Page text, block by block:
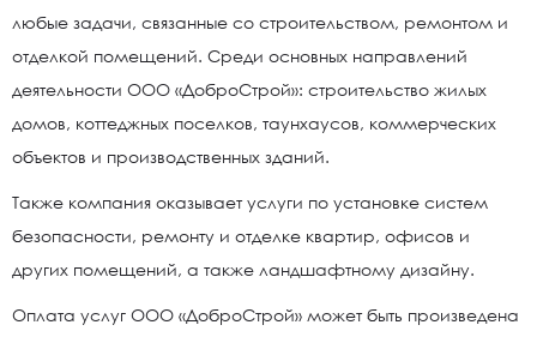
любые задачи, связанные со строительством, ремонтом и
отделкой помещений. Среди основных направлений
деятельности ООО «ДоброСтрой»: строительство жилых
домов, коттеджных поселков, таунхаусов, коммерческих
объектов и производственных зданий.
Также компания оказывает услуги по установке систем
безопасности, ремонту и отделке квартир, офисов и
других помещений, а также ландшафтному дизайну.
Оплата услуг ООО «ДоброСтрой» может быть произведена